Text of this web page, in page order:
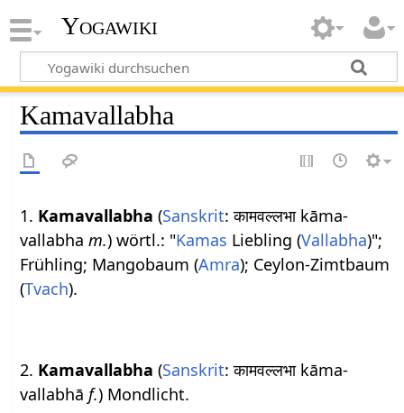
Yogawiki
Kamavallabha
1. Kamavallabha (Sanskrit: कामवल्लभा kāma-
vallabham.) wörtl.: "Kamas Liebling (Vallabha)";
Frühling; Mangobaum (Amra); Ceylon-Zimtbaum
(Tvach).
2. Kamavallabha (Sanskrit: कामवल्लभा kāma-
vallabhāf.) Mondlicht.